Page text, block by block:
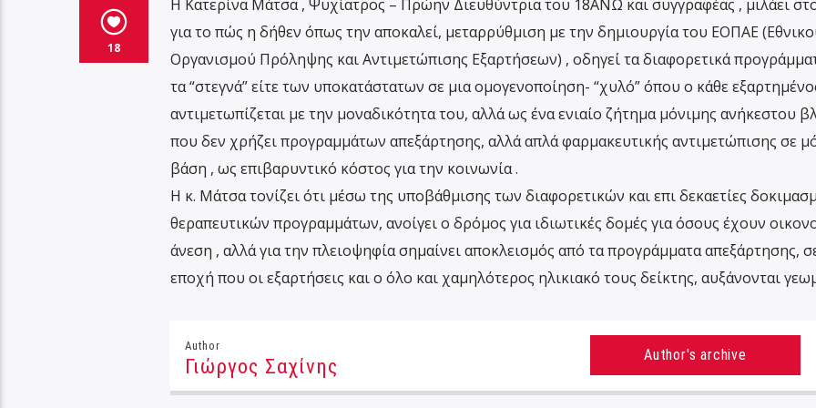
18
Η Κατερίνα Μάτσα , Ψυχίατρος – Πρώην Διευθύντρια του 18ΑΝΩ και συγγραφέας , μιλάει
για το πώς η δήθεν όπως την αποκαλεί, μεταρρύθμιση με την δημιουργία του ΕΟΠΑΕ
Οργανισμού Πρόληψης και Αντιμετώπισης Εξαρτήσεων) , οδηγεί τα διαφορετικά
τα “στεγνά” είτε των υποκατάστατων σε μια ομογενοποίηση- “χυλό” όπου ο κάθε
αντιμετωπίζεται με την μοναδικότητα του, αλλά ως ένα ενιαίο ζήτημα μόνιμης ανήκεστου
που δεν χρήζει προγραμμάτων απεξάρτησης, αλλά απλά φαρμακευτικής αντιμετώπισης σε
βάση , ως επιβαρυντικό κόστος για την κοινωνία .
Η κ. Μάτσα τονίζει ότι μέσω της υποβάθμισης των διαφορετικών και επι δεκαετίες
θεραπευτικών προγραμμάτων, ανοίγει ο δρόμος για ιδιωτικές δομές για όσους έχουν
άνεση , αλλά για την πλειοψηφία σημαίνει αποκλεισμός από τα προγράμματα απεξάρτησης,
εποχή που οι εξαρτήσεις και ο όλο και χαμηλότερος ηλικιακό τους δείκτης, αυξάνονται
Author
Γιώργος Σαχίνης Author's archive